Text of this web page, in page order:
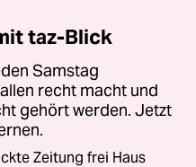
taz-Blick
Samstag
recht macht und
gehört werden. Jetzt
Zeitung frei Haus